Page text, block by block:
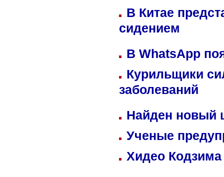
В Китае
сидением
В WhatsApp
Курильщики
заболеваний
Найден
Ученые
Хидео